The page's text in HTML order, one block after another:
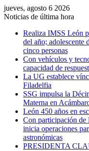
jueves, agosto 6 2026
Noticias de última hora
Realiza IMSS León
del año; adolescente
cinco personas
Con vehículos y
capacidad de
La UG establece
Filadelfia
SSG impulsa la
Materna en
León 450 años en
Con participación
inicia operaciones
astronómicas
PRESIDENTA